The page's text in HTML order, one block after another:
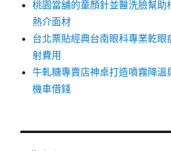
桃園當舖的童顏針並醫洗臉幫助
熱介面材
台北票貼經典台南眼科專業乾眼
射費用
牛軋糖專賣店神桌打造噴霧降溫
機車借錢